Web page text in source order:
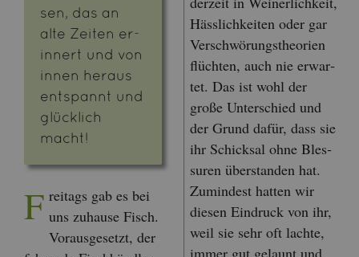
sen, das an
alte Zei­ten er­
in­nert und von
innen her­aus
ent­spannt und
glück­lich
macht!
F rei­tags gab es bei
uns zu­hau­se Fisch.
Vor­aus­ge­setzt, der
Häss­lich­kei­ten oder gar
Ver­schwö­rungs­theo­ri­en
flüch­ten, auch nie er­war­
tet. Das ist wohl der
große Un­ter­schied und
der Grund dafür, dass sie
ihr Schick­sal ohne Bles­
su­ren über­stan­den hat.
Zu­min­dest hat­ten wir
die­sen Ein­druck von ihr,
weil sie sehr oft lach­te,
immer gut ge­launt und